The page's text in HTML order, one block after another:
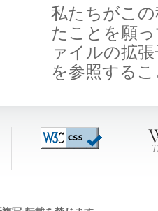
私たちがこ
たことを願
ァイルの拡
を参照する